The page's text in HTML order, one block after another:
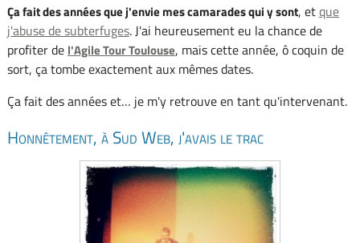
Ça fait des années que j'envie mes camarades qui y sont, etque
j'abuse de subterfuges. J'ai heureusement eu la chance de
profiter de l'Agile Tour Toulouse, mais cette année, ô coquin de
sort, ça tombe exactement aux mêmes dates.
Ça fait des années et… je m'y retrouve en tant qu'intervenant.
Honnêtement, à Sud Web, j'avais le trac